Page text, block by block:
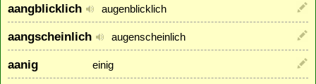
aangblicklich augenblicklich
aangscheinlich augenscheinlich
aanig einig